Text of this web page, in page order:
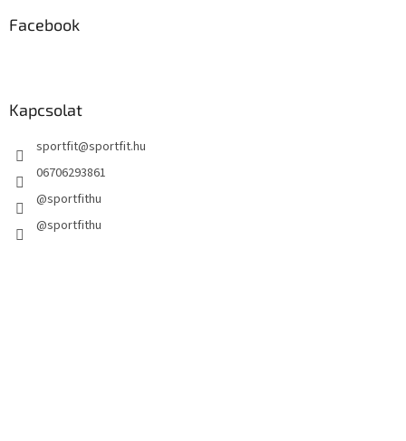
Facebook
Kapcsolat
sportfit@sportfit.hu
06706293861
@sportfithu
@sportfithu